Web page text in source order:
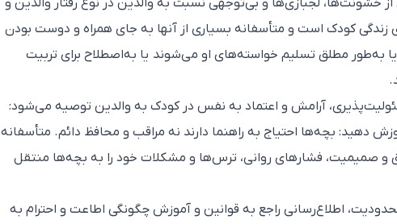
خشونت‌ها‌، لجبازی‌ها و بی‌توجهی نسبت به والدین در نوع رفتار والدین و
زندگی کودک است و متأسفانه بسیاری از آنها به جای همراه و دوست بودن
یا به‌طور مطلق تسلیم خواسته‌های او می‌شوند یا به‌اصطلاح برای تربیت
آرامش و اعتماد به نفس در کودک به والدین توصیه می‌شود:
دهید: بچه‌ها احتیاج به راهنما دارند نه مراقب و محافظ دائم. متأسفانه
صمیمیت، فشارهای روانی، ترس‌ها و مشکلات خود را به بچه‌ها منتقل
اطلاع‌رسانی راجع به قوانین و آموزش چگونگی اطاعت و احترام به